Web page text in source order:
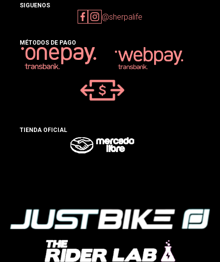
SIGUENOS
@sherpalife
MÉTODOS DE PAGO
TIENDA OFICIAL